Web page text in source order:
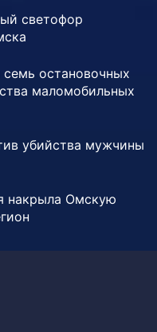
светофор
остановочных
маломобильных
убийства мужчины
накрыла Омскую